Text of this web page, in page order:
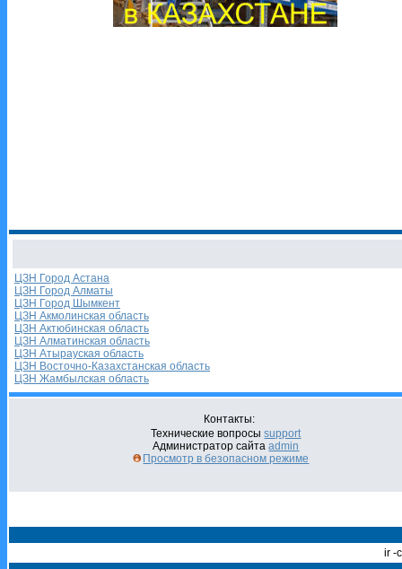
ЦЗН Город Астана
ЦЗН Город Алматы
ЦЗН Город Шымкент
ЦЗН Акмолинская область
ЦЗН Актюбинская область
ЦЗН Алматинская область
ЦЗН Атырауская область
ЦЗН Восточно-Казахстанская область
ЦЗН Жамбылская область
Контакты:
Технические вопросыsupport
Администратор сайтаadmin
Просмотр в безопасном режиме
ir -